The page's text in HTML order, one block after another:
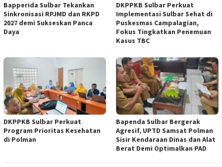
Bapperida Sulbar Tekankan
Sinkronisasi RPJMD dan RKPD
2027 demi Sukseskan Panca
Daya
DKPPKB Sulbar Perkuat
Implementasi Sulbar Sehat di
Puskesmas Campalagian,
Fokus Tingkatkan Penemuan
Kasus TBC
DKPPKB Sulbar Perkuat
Program Prioritas Kesehatan
di Polman
Bapenda Sulbar Bergerak
Agresif, UPTD Samsat Polman
Sisir Kendaraan Dinas dan Alat
Berat Demi Optimalkan PAD